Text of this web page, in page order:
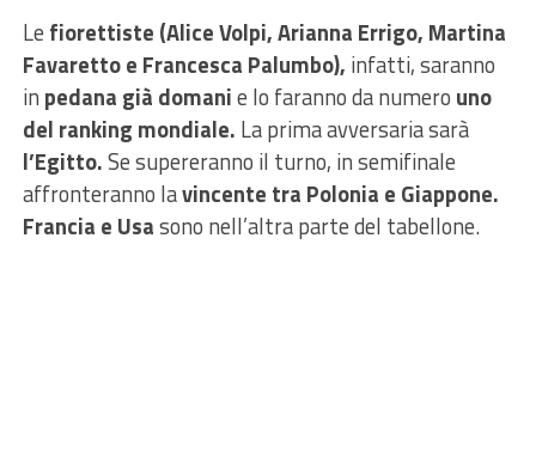
Le fiorettiste (Alice Volpi, Arianna Errigo, Martina
Favaretto e Francesca Palumbo), infatti, saranno
in pedana già domanie lo faranno da numero uno
del ranking mondiale. La prima avversaria sarà
l’Egitto.Se supereranno il turno, in semifinale
affronteranno lavincente tra Polonia e Giappone.
Francia e Usasono nell’altra parte del tabellone.